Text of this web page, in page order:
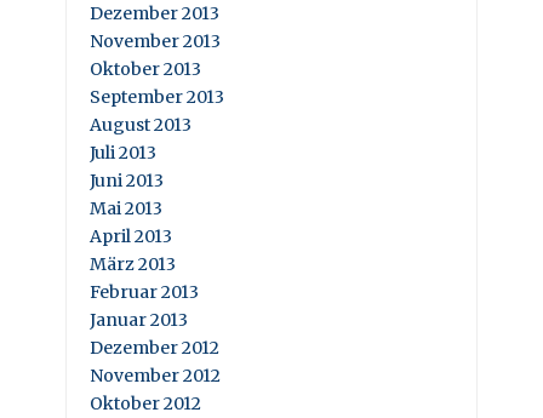
Dezember 2013
November 2013
Oktober 2013
September 2013
August 2013
Juli 2013
Juni 2013
Mai 2013
April 2013
März 2013
Februar 2013
Januar 2013
Dezember 2012
November 2012
Oktober 2012